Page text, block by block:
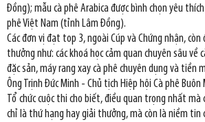
Đồng); mẫu cà phê Arabica được bình chọn yêu
phê Việt Nam (tỉnh Lâm Đồng).
Các đơn vị đạt top 3, ngoài Cúp và Chứng nhận, còn
thưởng như: các khoá học cảm quan chuyên sâu về
đặc sản, máy rang xay cà phê chuyên dụng và tiền
Ông Trịnh Đức Minh - Chủ tịch Hiệp hội Cà phê
Tổ chức cuộc thi cho biết, điều quan trọng nhất mà
chỉ là thứ hạng hay giải thưởng, mà còn là niềm tin